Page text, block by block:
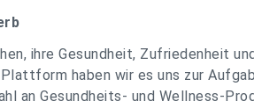
ihre Gesundheit, Zufriedenheit
haben wir es uns zur
an Gesundheits- und Wellness-